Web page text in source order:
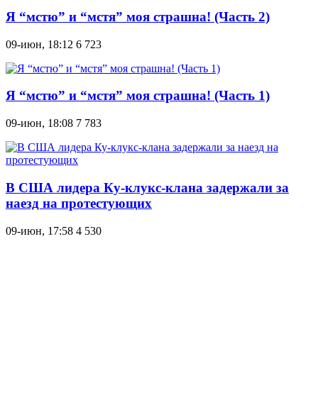
Я “мстю” и “мстя” моя страшна! (Часть 2)
09-июн, 18:12 6 723
Я “мстю” и “мстя” моя страшна! (Часть 1)
09-июн, 18:08 7 783
В США лидера Ку-клукс-клана задержали за
наезд на протестующих
09-июн, 17:58 4 530